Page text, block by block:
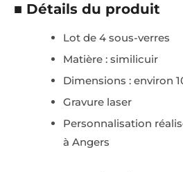
■ Détails du produit
Lot de 4 sous-verres
Matière : similicuir
Dimensions : environ
Gravure laser
Personnalisation
à Angers